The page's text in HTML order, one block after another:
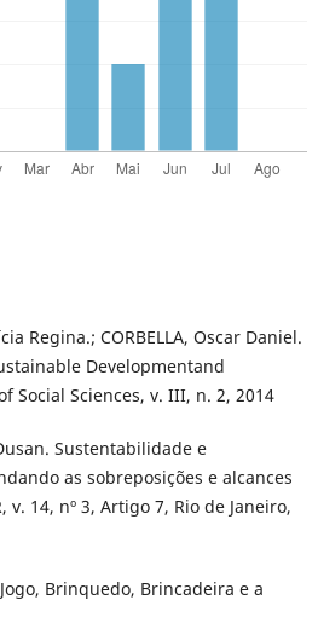
Regina.; CORBELLA, Oscar Daniel.
Developmentand
Social Sciences, v. III, n. 2, 2014
Sustentabilidade e
as sobreposições e alcances
v. 14, nº 3, Artigo 7, Rio de Janeiro,
Brinquedo, Brincadeira e a